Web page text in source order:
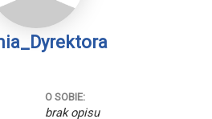
O SOBIE:
brak opisu